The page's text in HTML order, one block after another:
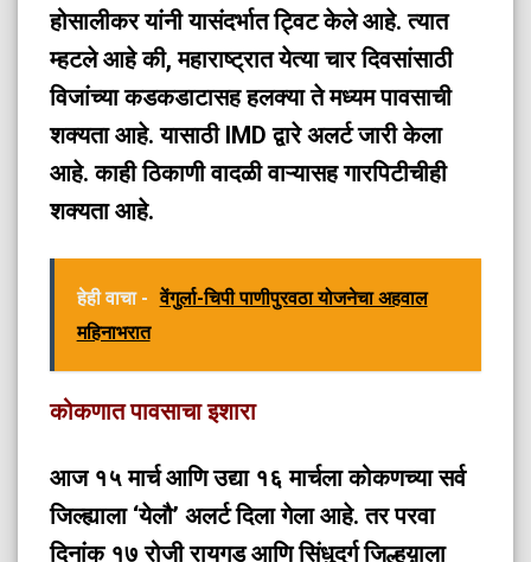
होसालीकर यांनी यासंदर्भात ट्विट केले आहे. त्यात
म्हटले आहे की, महाराष्ट्रात येत्या चार दिवसांसाठी
विजांच्या कडकडाटासह हलक्या ते मध्यम पावसाची
शक्यता आहे. यासाठी IMD द्वारे अलर्ट जारी केला
आहे. काही ठिकाणी वादळी वाऱ्यासह गारपिटीचीही
शक्यता आहे.
हेही वाचा - वेंगुर्ला-चिपी पाणीपुरवठा योजनेचा अहवाल
महिनाभरात
कोकणात पावसाचा इशारा
आज १५ मार्च आणि उद्या १६ मार्चला कोकणच्या सर्व
जिल्ह्याला ‘येलौ’ अलर्ट दिला गेला आहे. तर परवा
दिनांक १७ रोजी रायगड आणि सिंधुदुर्ग जिल्हय़ाला